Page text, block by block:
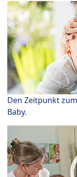
Den Zeitpunkt
Baby.